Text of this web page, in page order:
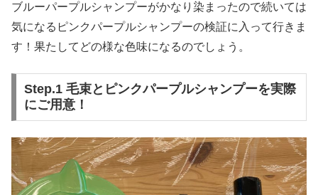
ブルーパープルシャンプーがかなり染まったので続いては
気になるピンクパープルシャンプーの検証に入って行きま
す！果たしてどの様な色味になるのでしょう。
Step.1 毛束とピンクパープルシャンプーを実際
にご用意！